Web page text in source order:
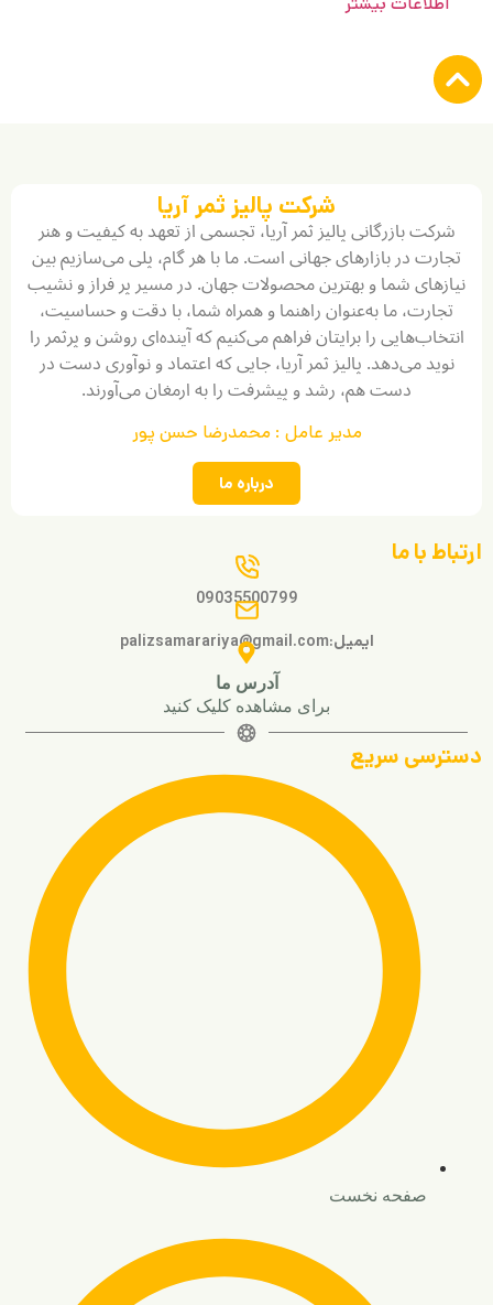
شرکت پالیز ثمر آریا
شرکت بازرگانی پالیز ثمر آریا، تجسمی از تعهد به کیفیت و هنر
تجارت در بازارهای جهانی است. ما با هر گام، پلی می‌سازیم بین
نیازهای شما و بهترین محصولات جهان. در مسیر پر فراز و نشیب
تجارت، ما به‌عنوان راهنما و همراه شما، با دقت و حساسیت،
انتخاب‌هایی را برایتان فراهم می‌کنیم که آینده‌ای روشن و پرثمر را
نوید می‌دهد. پالیز ثمر آریا، جایی که اعتماد و نوآوری دست در
دست هم، رشد و پیشرفت را به ارمغان می‌آورند.
مدیر عامل : محمدرضا حسن پور
درباره ما
ارتباط با ما
09035500799
ایمیل:palizsamarariya@gmail.com
آدرس ما
برای مشاهده کلیک کنید
دسترسی سریع
صفحه نخست